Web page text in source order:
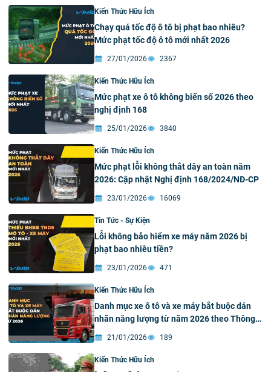
Kiến Thức Hữu Ích
Chạy quá tốc độ ô tô bị phạt bao nhiêu?
Mức phạt tốc độ ô tô mới nhất 2026
27/01/2026 2367
Kiến Thức Hữu Ích
Mức phạt xe ô tô không biển số 2026 theo
nghị định 168
25/01/2026 3840
Kiến Thức Hữu Ích
Mức phạt lỗi không thắt dây an toàn năm
2026: Cập nhật Nghị định 168/2024/NĐ-CP
23/01/2026 16069
Tin Tức - Sự Kiện
Lỗi không bảo hiểm xe máy năm 2026 bị
phạt bao nhiêu tiền?
23/01/2026 471
Kiến Thức Hữu Ích
Danh mục xe ô tô và xe máy bắt buộc dán
nhãn năng lượng từ năm 2026 theo Thông
21/01/2026 189
Kiến Thức Hữu Ích